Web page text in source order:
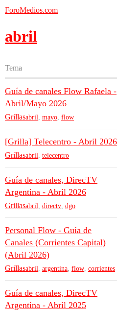
ForoMedios.com
abril
Tema
Guía de canales Flow Rafaela -
Abril/Mayo 2026
Grillasabril mayo flow
[Grilla] Telecentro - Abril 2026
Grillasabril telecentro
Guía de canales, DirecTV
Argentina - Abril 2026
Grillasabril directv dgo
Personal Flow - Guía de
Canales (Corrientes Capital)
(Abril 2026)
Grillasabril argentina flow corrientes
Guía de canales, DirecTV
Argentina - Abril 2025